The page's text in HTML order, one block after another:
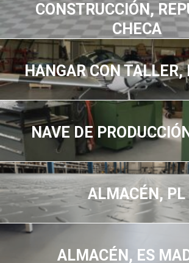
CONSTRUCCIÓN,
CHECA
HANGAR CON TALLER,
NAVE DE
ALMACÉN, PL
ALMACÉN, ES